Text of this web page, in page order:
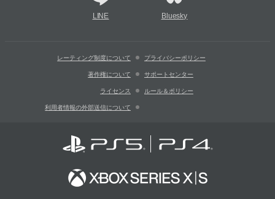
LINE Bluesky
レーティング制度について プライバシーポリシー
著作権について サポートセンター
ライセンス ルール＆ポリシー
利用者情報の外部送信について